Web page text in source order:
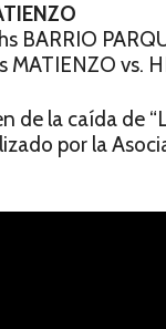
BARRIO
MATIENZO vs.
de la caída de
por la